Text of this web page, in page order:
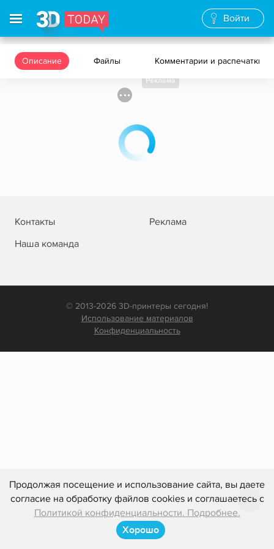
Продолжая посещение и использование сайта, вы даете
согласие на обработку файлов cookies и соглашаетесь с
Политикой конфиденциальности. Подробнее.
Хорошо
Войти
Описание Файлы Комментарии и распечатки
Реклама
Контакты
Реклама
Наша команда
© 2013-2026 3D-принтеры сегодня!
Использование материалов
Конфиденциальность